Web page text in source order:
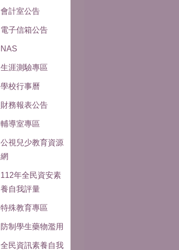
會計室公告
電子信箱公告
NAS
生涯測驗專區
學校行事曆
財務報表公告
輔導室專區
公視兒少教育資源
網
112年全民資安素
養自我評量
特殊教育專區
防制學生藥物濫用
全民資訊素養自我